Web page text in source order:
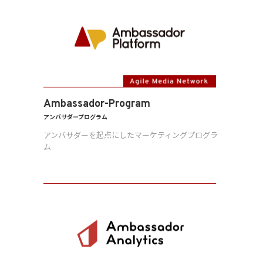
Ambassador-Program
アンバサダープログラム
アンバサダーを起点にしたマーケティングプログラ
ム